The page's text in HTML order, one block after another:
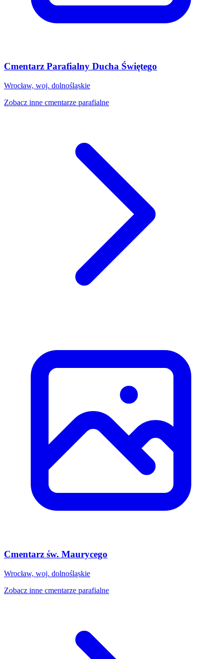
Cmentarz Parafialny Ducha Świętego
Wrocław, woj. dolnośląskie
Zobacz inne cmentarze parafialne
Cmentarz św. Maurycego
Wrocław, woj. dolnośląskie
Zobacz inne cmentarze parafialne